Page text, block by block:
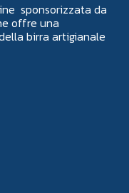
sponsorizzata da
offre una
birra artigianale